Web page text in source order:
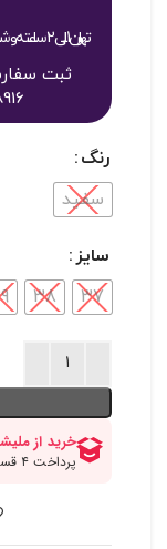
تهران 1 الی 2 ساعته و شهرستان 2 الی 3 روز
ثبت
رنگ
سفید
سایز
37
38